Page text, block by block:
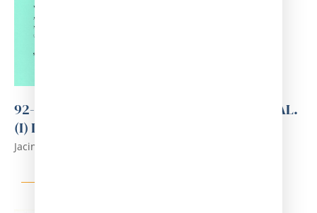
92-ESQUEMES DE TOXICOLOGIA INDUSTRIAL.
(I) INTRODUCCIÓ - METALLS
Jacint Corbella